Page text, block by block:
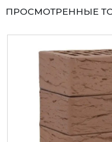
ПРОСМОТРЕННЫЕ